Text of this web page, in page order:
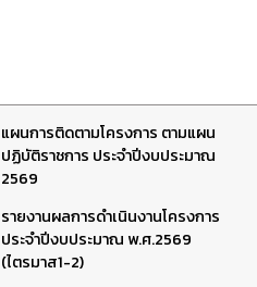
แผนการติดตามโครงการ ตามแผน
ปฏิบัติราชการ ประจำปีงบประมาณ
2569
รายงานผลการดำเนินงานโครงการ
ประจำปีงบประมาณ พ.ศ.2569
(ไตรมาส1-2)